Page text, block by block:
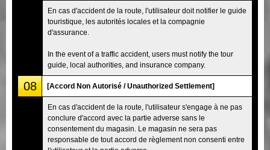
En cas d'accident de la route, l'utilisateur doit notifier le guide
touristique, les autorités locales et la compagnie
d'assurance.
In the event of a traffic accident, users must notify the tour
guide, local authorities, and insurance company.
08 [Accord Non Autorisé / Unauthorized Settlement]
En cas d'accident de la route, l'utilisateur s'engage à ne pas
conclure d'accord avec la partie adverse sans le
consentement du magasin. Le magasin ne sera pas
responsable de tout accord de règlement non consenti entre